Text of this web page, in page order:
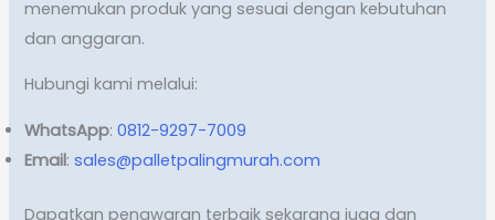
menemukan produk yang sesuai dengan kebutuhan
dan anggaran.
Hubungi kami melalui:
WhatsApp:0812-9297-7009
Email:sales@palletpalingmurah.com
Dapatkan penawaran terbaik sekarang juga dan